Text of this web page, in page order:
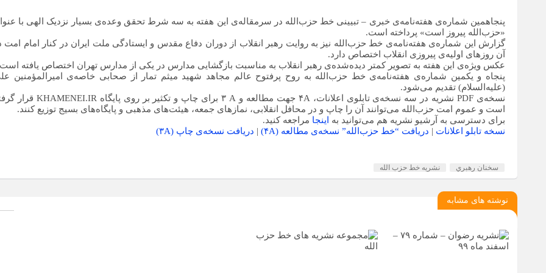
پنجاهمین شماره‌ی هفته‌نامه‌ی خبری – تبیینی خط‌ حزب‌الله در سرمقاله‌ی این هفته به سه شرط تحقق وعده‌ی بسیار نزدیک الهی با
«حزب‌الله پیروز است» پرداخته است.
گزارش این شماره‌ی هفته‌نامه‌ی خط حزب‌الله نیز به روایت رهبر انقلاب از دوران دفاع مقدس و ایستادگی ملت ایران در کنار امام امت
آن روزهای اولیه‌ی پیروزی انقلاب اختصاص دارد.
عکس ویژه‌ی این هفته به تصویر کمتر دیده‌شده‌ی رهبر انقلاب به مناسبت بازگشایی مدارس در یکی از مدارس تهران اختصاص یافته
پنجاه و یکمین شماره‌ی هفته‌نامه‌ی خط حزب‌الله به روح پرفتوح عالم مجاهد شهید میثم تمار از صحابی خاصه‌ی امیرالمؤمنین
(علیه‌السلام) تقدیم می‌شود.
نسخه‌ی PDF نشریه در سه نسخه‌ی تابلوی اعلانات، A۴ جهت مطالعه و A ۳ برای چاپ و تکثیر بر روی پایگاه KHAMENEI.IR قرار
است و عموم امت حزب‌الله می‌توانند آن را چاپ و در محافل انقلابی، نمازهای جمعه، هیئت‌های مذهبی و پایگاه‌های بسیج توزیع کنند.
برای دسترسی به آرشیو نشریه هم می‌توانید به
اینجا مراجعه کنید.
نسخه تابلو اعلانات | دریافت “خط حزب‌الله” نسخه‌ی مطالعه (A ۴)
| دریافت نسخه‌ی چاپ (A ۳)
سخنان رهبري نشريه خط حزب الله
نوشته های مشابه